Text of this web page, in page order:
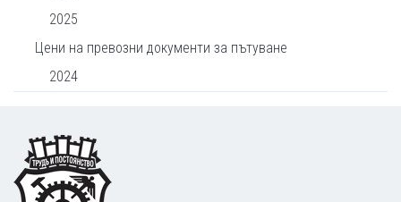
2025
Цени на превозни документи за пътуване
2024
Footer